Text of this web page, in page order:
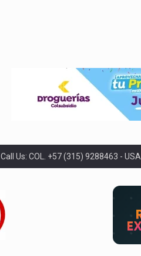
Call Us: COL. +57 (315) 9288463 -